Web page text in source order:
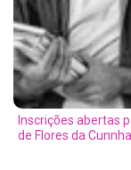
Inscrições abertas
de Flores da Cunnha